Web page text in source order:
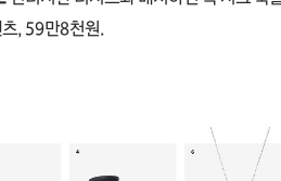
츠, 59만8천원.